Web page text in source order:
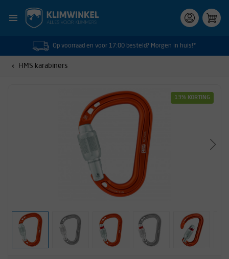
Op voorraad en voor 17:00 besteld? Morgen in huis!*
HMS karabiners
13% KORTING